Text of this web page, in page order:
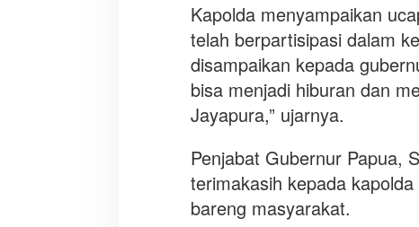
Kapolda menyampaikan
telah berpartisipasi dalam
disampaikan kepada
bisa menjadi hiburan dan
Jayapura,” ujarnya.
Penjabat Gubernur Papua,
terimakasih kepada
bareng masyarakat.